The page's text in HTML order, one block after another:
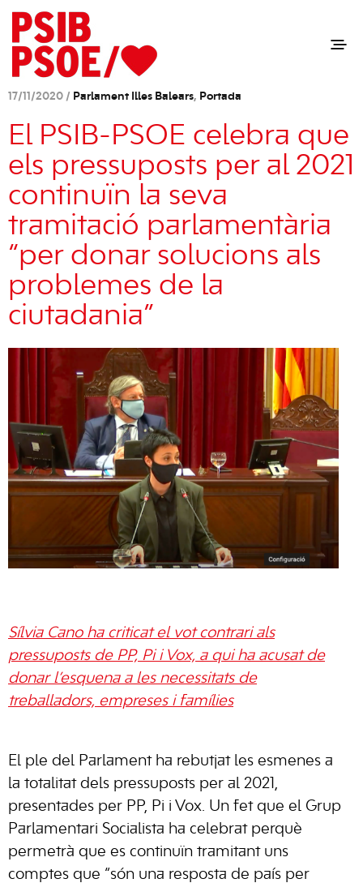
17/11/2020 / Parlament Illes Balears, Portada
El PSIB-PSOE celebra que
els pressuposts per al 2021
continuïn la seva
tramitació parlamentària
“per donar solucions als
problemes de la
ciutadania”
Sílvia Cano ha criticat el vot contrari als
pressuposts de PP, Pi i Vox, a qui ha acusat de
donar l’esquena a les necessitats de
treballadors, empreses i famílies
El ple del Parlament ha rebutjat les esmenes a
la totalitat dels pressuposts per al 2021,
presentades per PP, Pi i Vox. Un fet que el Grup
Parlamentari Socialista ha celebrat perquè
permetrà que es continuïn tramitant uns
comptes que “són una resposta de país per